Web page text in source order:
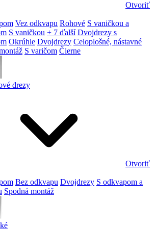
Otvoriť
Vez odkvapu Rohové S vaničkou a
S vaničkou + 7 ďalší Dvojdrezy s
Okrúhle Dvojdrezy Celoplošné, nástavné
S varičom Čierne
drezy
Otvoriť
Bez odkvapu Dvojdrezy S odkvapom a
Spodná montáž